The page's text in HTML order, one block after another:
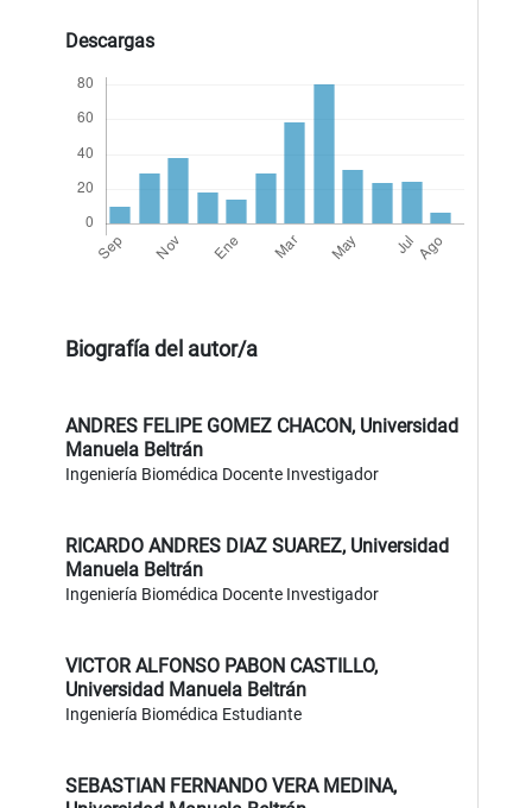
Descargas
Biografía del autor/a
ANDRES FELIPE GOMEZ CHACON, Universidad
Manuela Beltrán
Ingeniería Biomédica Docente Investigador
RICARDO ANDRES DIAZ SUAREZ, Universidad
Manuela Beltrán
Ingeniería Biomédica Docente Investigador
VICTOR ALFONSO PABON CASTILLO,
Universidad Manuela Beltrán
Ingeniería Biomédica Estudiante
SEBASTIAN FERNANDO VERA MEDINA,